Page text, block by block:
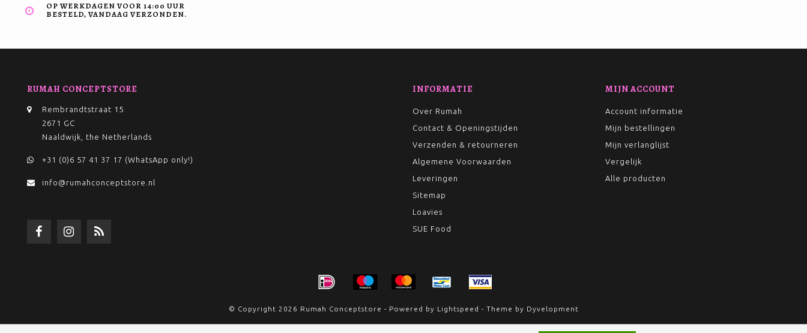
OP WERKDAGEN VOOR 14:00 UUR
BESTELD, VANDAAG VERZONDEN.
RUMAH CONCEPTSTORE
Rembrandtstraat 15
2671 GC
Naaldwijk, the Netherlands
+31 (0)6 57 41 37 17 (WhatsApp only!)
info@rumahconceptstore.nl
INFORMATIE
Over Rumah
Contact & Openingstijden
Verzenden & retourneren
Algemene Voorwaarden
Leveringen
Sitemap
Loavies
SUE Food
MIJN ACCOUNT
Account informatie
Mijn bestellingen
Mijn verlanglijst
Vergelijk
Alle producten
© Copyright 2026 Rumah Conceptstore - Powered by Lightspeed - Theme by Dyvelopment